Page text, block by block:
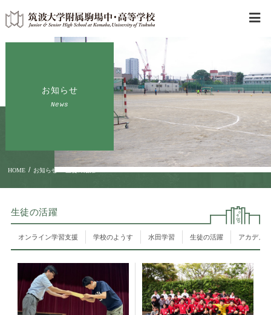
お知らせ
News
HOME / お知らせ
生徒の活躍
オンライン学習支援 学校のようす 水田学習 生徒の活躍 アカデメ